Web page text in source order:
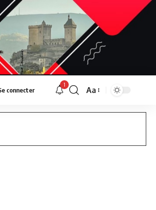
connecter
1
Font
Aa